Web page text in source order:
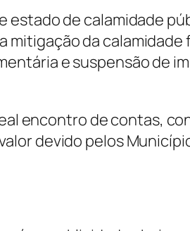
de calamidade
da
e suspensão de
encontro de contas,
devido pelos